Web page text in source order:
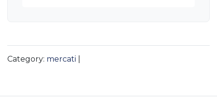
Category: mercati